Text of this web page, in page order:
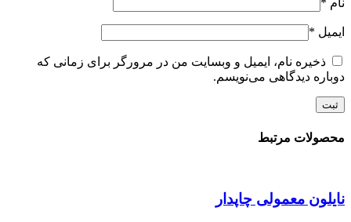
نام *
ایمیل *
ذخیره نام، ایمیل و وبسایت من در مرورگر برای زمانی که
دوباره دیدگاهی می‌نویسم.
محصولات مرتبط
نایلون معمولی چاپدار